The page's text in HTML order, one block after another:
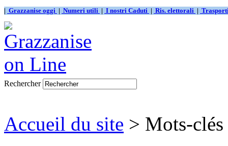
| Grazzanise oggi | Numeri utili | I nostri Caduti | Ris. elettorali |
Rechercher
Accueil du site > Mots-